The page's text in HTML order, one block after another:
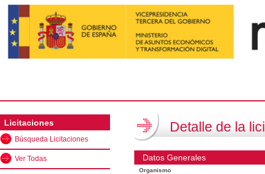
Licitaciones
Búsqueda Licitaciones
Ver Todas
Detalle de la
Datos Generales
Organismo